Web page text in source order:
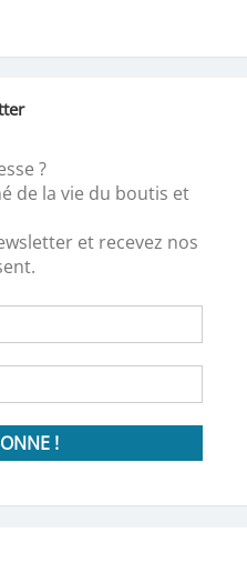
?
de la vie du boutis et
et recevez nos